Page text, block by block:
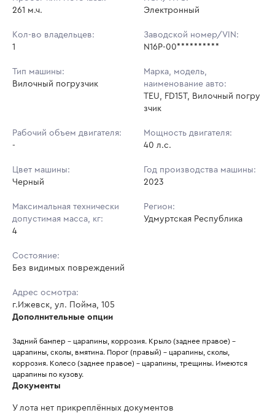
Шаг торгов: 7 174 ₽
Кол-во ставок:
Ставок не найдено
в аукционах
261 м.ч.
Электронный
Кол-во владельцев:
1
Заводской номер/VIN:
N16P-00**********
Тип машины:
Вилочный погрузчик
Марка, модель,
наименование авто:
TEU, FD15T, Вилочный погру
зчик
Рабочий объем двигателя:
-
Мощность двигателя:
40 л.с.
Цвет машины:
Черный
Год производства машины:
2023
Максимальная технически
допустимая масса, кг:
4
Регион:
Удмуртская Республика
Состояние:
Без видимых повреждений
Адрес осмотра:
г.Ижевск, ул. Пойма, 105
Дополнительные опции
Задний бампер - царапины, коррозия. Крыло (заднее правое) -
царапины, сколы, вмятина. Порог (правый) - царапины, сколы,
коррозия. Колесо (заднее правое) - царапины, трещины. Имеются
царапины по кузову.
Документы
У лота нет прикреплённых документов